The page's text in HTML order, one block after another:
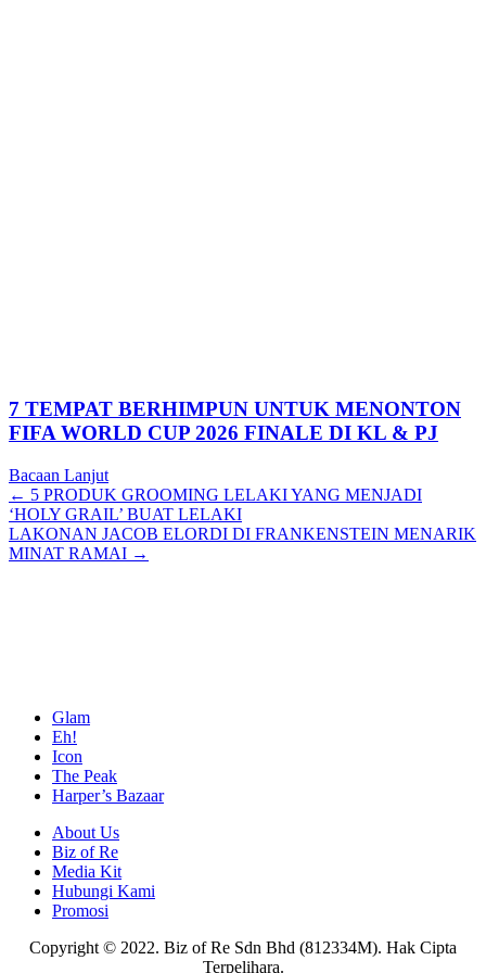
7 TEMPAT BERHIMPUN UNTUK MENONTON
FIFA WORLD CUP 2026 FINALE DI KL & PJ
Bacaan Lanjut
Posts
navigation
← 5 PRODUK GROOMING LELAKI YANG MENJADI
‘HOLY GRAIL’ BUAT LELAKI
LAKONAN JACOB ELORDI DI FRANKENSTEIN MENARIK
MINAT RAMAI →
Glam
Eh!
Icon
The Peak
Harper’s Bazaar
About Us
Biz of Re
Media Kit
Hubungi Kami
Promosi
Copyright © 2022. Biz of Re Sdn Bhd (812334M). Hak Cipta
Terpelihara.